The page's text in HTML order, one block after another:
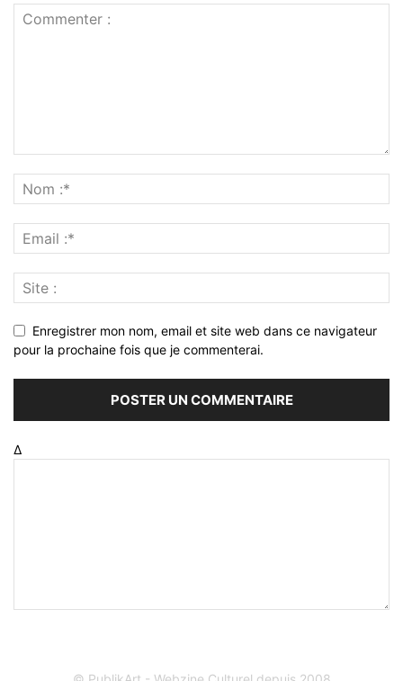
Enregistrer mon nom, email et site web dans ce navigateur
pour la prochaine fois que je commenterai.
Δ